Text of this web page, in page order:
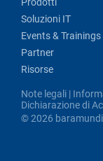
Soluzioni IT
Events & Trainings
Partner
Risorse
Note legali |
Dichiarazione di
© 2026